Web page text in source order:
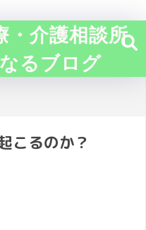
・介護相談所
るブログ
こるのか？